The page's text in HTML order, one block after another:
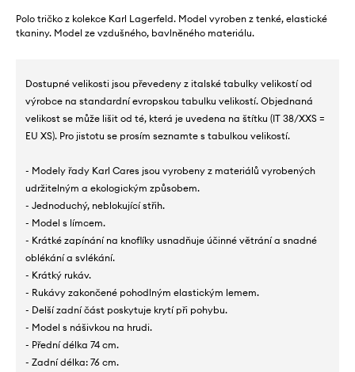
Polo tričko z kolekce Karl Lagerfeld. Model vyroben z tenké, elastické
tkaniny. Model ze vzdušného, ​​bavlněného materiálu.
Dostupné velikosti jsou převedeny z italské tabulky velikostí od
výrobce na standardní evropskou tabulku velikostí. Objednaná
velikost se může lišit od té, která je uvedena na štítku (IT 38/XXS =
EU XS). Pro jistotu se prosím seznamte s tabulkou velikostí.
- Modely řady Karl Cares jsou vyrobeny z materiálů vyrobených
udržitelným a ekologickým způsobem.
- Jednoduchý, neblokující střih.
- Model s límcem.
- Krátké zapínání na knoflíky usnadňuje účinné větrání a snadné
oblékání a svlékání.
- Krátký rukáv.
- Rukávy zakončené pohodlným elastickým lemem.
- Delší zadní část poskytuje krytí při pohybu.
- Model s nášivkou na hrudi.
- Přední délka 74 cm.
- Zadní délka: 76 cm.